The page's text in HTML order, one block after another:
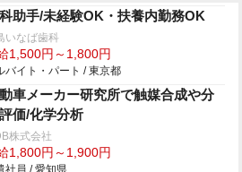
助手/未経験OK・扶養内勤務OK
いなば歯科
1,500円～1,800円
バイト・パート / 東京都
車メーカー研究所で触媒合成や分
価/化学分析
株式会社
1,800円～1,900円
社員 / 愛知県